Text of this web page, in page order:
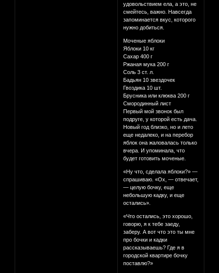
удовольствием ела, а это, не
смейтесь, важно. Навсегда
запоминается вкус, которого
нужно добиться.
Моченые яблоки
Яблоки 10 кг
Сахар 400 г
Ржаная мука 200 г
Соль 3 ст. л.
Бадьян 10 звездочек
Гвоздика 10 шт.
Брусника или клюква 200 г
Смородинный лист
Первый мой звонок был
подруге, у которой есть дача.
Новый год близко, но и лето
еще недалеко, и на перебор
яблок она жаловалась только
вчера. И упоминала, что
будет готовить моченые.
«Ну что, сделала яблоки?» —
спрашиваю. «Ох, — отвечает,
— целую бочку, еще
небольшую кадку, и еще
остались».
«Что остались, это хорошо,
говорю, я к тебе заеду,
заберу. А вот что это ты мне
про бочки и кадки
рассказываешь? Где я в
городской квартире бочку
поставлю?»